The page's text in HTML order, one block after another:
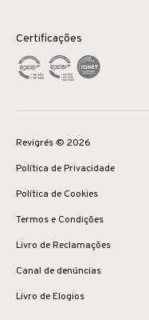
Certificações
Revigrés © 2026
Política de Privacidade
Política de Cookies
Termos e Condições
Livro de Reclamações
Canal de denúncias
Livro de Elogios